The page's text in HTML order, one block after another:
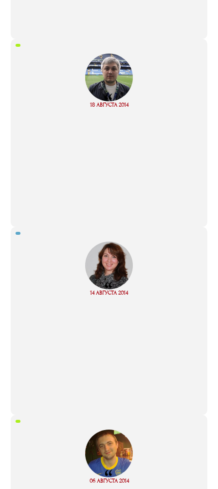
“
18 АВГУСТА 2014
Read
“
14 АВГУСТА 2014
Read
“
06 АВГУСТА 2014
Read